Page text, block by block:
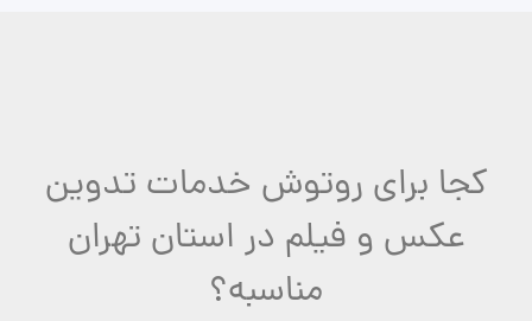
کجا برای روتوش خدمات تدوین
عکس و فیلم در استان تهران
مناسبه؟